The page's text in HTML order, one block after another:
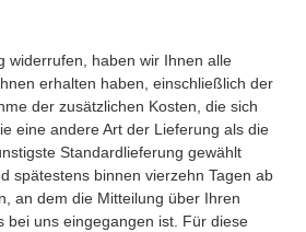
widerrufen, haben wir Ihnen alle
erhalten haben, einschließlich der
der zusätzlichen Kosten, die sich
eine andere Art der Lieferung als die
Standardlieferung gewählt
spätestens binnen vierzehn Tagen ab
an dem die Mitteilung über Ihren
bei uns eingegangen ist. Für diese